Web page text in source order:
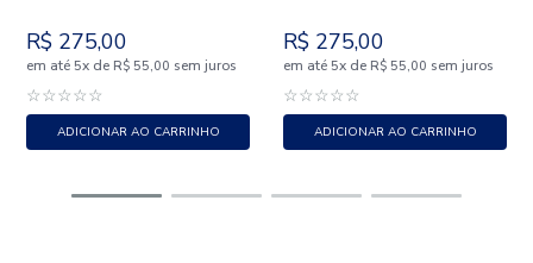
R$ 275,00
em até 5x de R$ 55,00 sem juros
☆☆☆☆☆
ADICIONAR AO CARRINHO
R$ 275,00
em até 5x de R$ 55,00 sem juros
☆☆☆☆☆
ADICIONAR AO CARRINHO